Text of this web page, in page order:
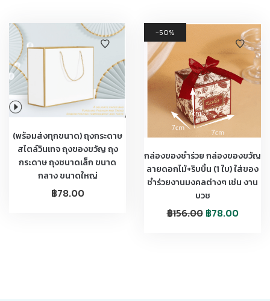
(พร้อมส่งทุกขนาด) ถุงกระดาษ
สไตล์วินเทจ ถุงของขวัญ ถุง
กระดาษ ถุงชนาดเล็ก ขนาด
กลาง ขนาดใหญ่
฿78.00
50%
กล่องของชำร่วย กล่องของขวัญ
ลายดอกไม้+ริบบิ้น (1 ใบ) ใส่ของ
ชำร่วยงานมงคลต่างๆ เช่น งาน
บวช
฿156.00 ฿78.00